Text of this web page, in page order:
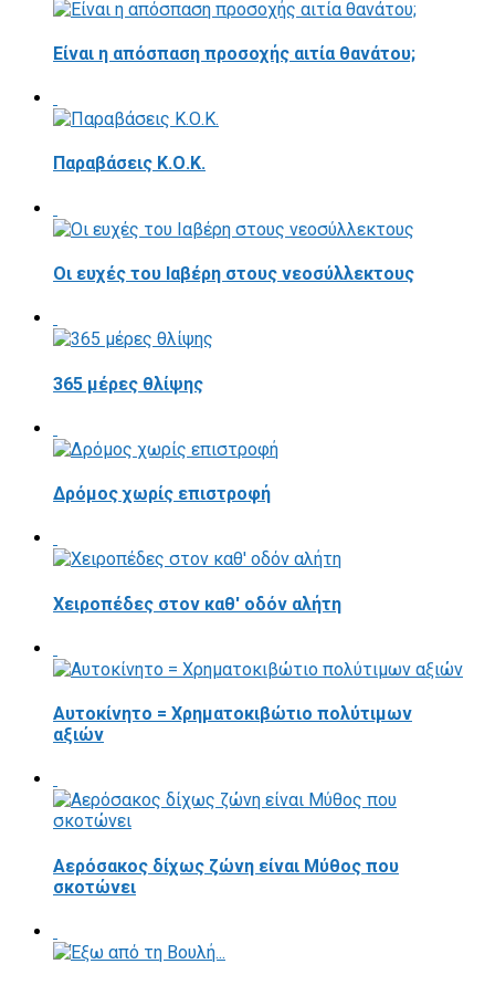
Είναι η απόσπαση προσοχής αιτία θανάτου;
Παραβάσεις Κ.Ο.Κ.
Οι ευχές του Ιαβέρη στους νεοσύλλεκτους
365 μέρες θλίψης
Δρόμος χωρίς επιστροφή
Χειροπέδες στον καθ' οδόν αλήτη
Αυτοκίνητο = Χρηματοκιβώτιο πολύτιμων
αξιών
Αερόσακος δίχως ζώνη είναι Μύθος που
σκοτώνει